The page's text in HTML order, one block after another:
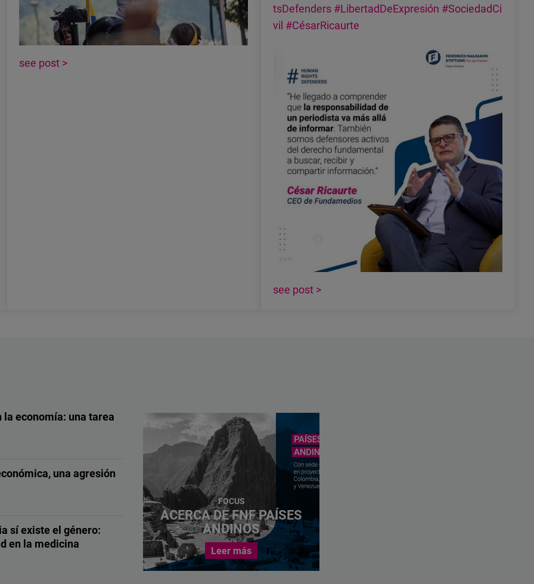
see post >
tsDefenders #LibertadDeExpresión #SociedadCi
vil #CésarRicaurte
see post >
la economía: una tarea
una agresión
sí existe el género:
en la medicina
FOCUS
ACERCA DE FNF PAÍSES
ANDINOS
Leer más